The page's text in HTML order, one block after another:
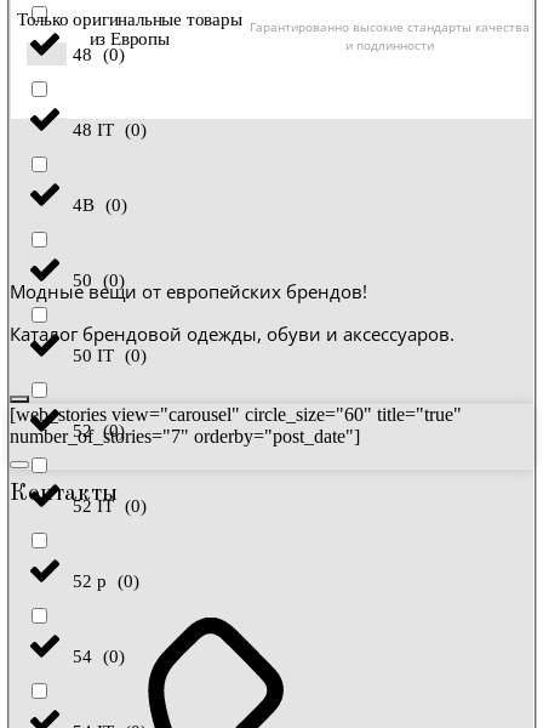
48 (0)
48 IT (0)
4B (0)
50 (0)
50 IT (0)
52 (0)
52 IT (0)
52 р (0)
54 (0)
Только оригинальные товары
из Европы
Гарантированно высокие стандарты качества
и подлинности
Модные вещи от европейских брендов!
Каталог брендовой одежды, обуви и аксессуаров.
[web_stories view="carousel" circle_size="60" title="true"
number_of_stories="7" orderby="post_date"]
Контакты